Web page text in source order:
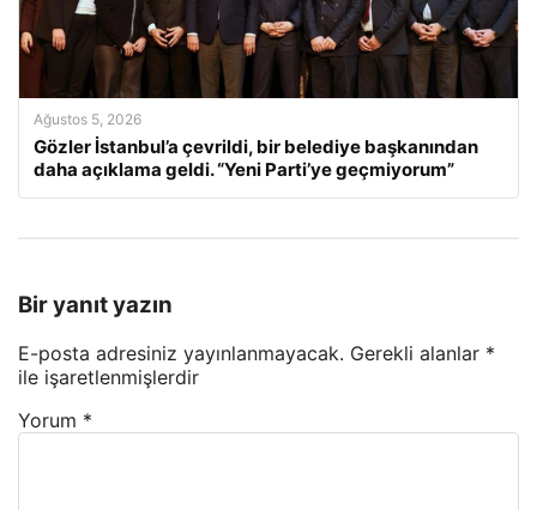
Ağustos 5, 2026
Gözler İstanbul’a çevrildi, bir belediye başkanından
daha açıklama geldi. “Yeni Parti’ye geçmiyorum”
Bir yanıt yazın
E-posta adresiniz yayınlanmayacak. Gerekli alanlar *
ile işaretlenmişlerdir
Yorum *